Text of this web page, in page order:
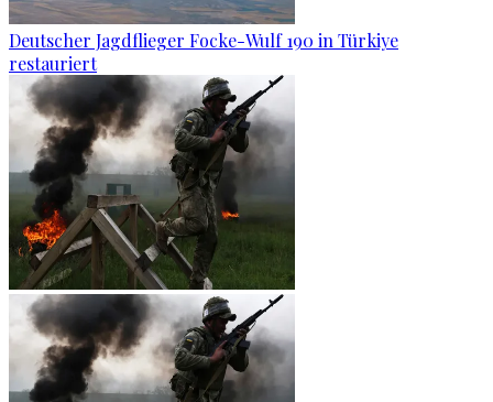
Deutscher Jagdflieger Focke-Wulf 190 in Türkiye
restauriert